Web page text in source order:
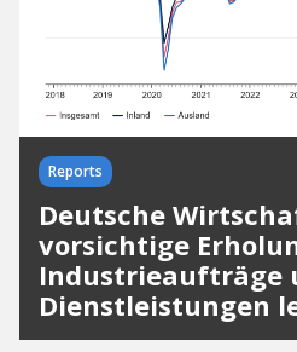
Reports
Deutsche
vorsichtige
Industrieaufträge
Dienstleistungen